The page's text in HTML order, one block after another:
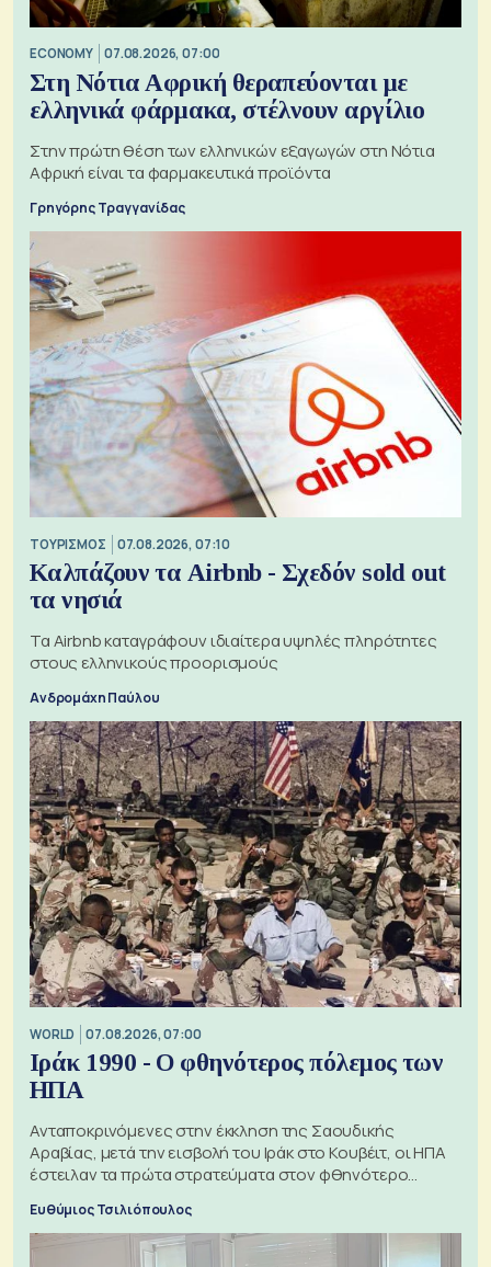
ECONOMY 07.08.2026, 07:00
Στη Νότια Αφρική θεραπεύονται με
ελληνικά φάρμακα, στέλνουν αργίλιο
Στην πρώτη θέση των ελληνικών εξαγωγών στη Νότια
Αφρική είναι τα φαρμακευτικά προϊόντα
Γρηγόρης Τραγγανίδας
ΤΟΥΡΙΣΜΟΣ 07.08.2026, 07:10
Καλπάζουν τα Airbnb - Σχεδόν sold out
τα νησιά
Τα Airbnb καταγράφουν ιδιαίτερα υψηλές πληρότητες
στους ελληνικούς προορισμούς
Ανδρομάχη Παύλου
WORLD 07.08.2026, 07:00
Ιράκ 1990 - Ο φθηνότερος πόλεμος των
ΗΠΑ
Ανταποκρινόμενες στην έκκληση της Σαουδικής
Αραβίας, μετά την εισβολή του Ιράκ στο Κουβέιτ, οι ΗΠΑ
έστειλαν τα πρώτα στρατεύματα στον φθηνότερο
Ευθύμιος Τσιλιόπουλος